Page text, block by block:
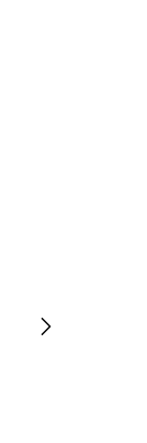
Gorra de